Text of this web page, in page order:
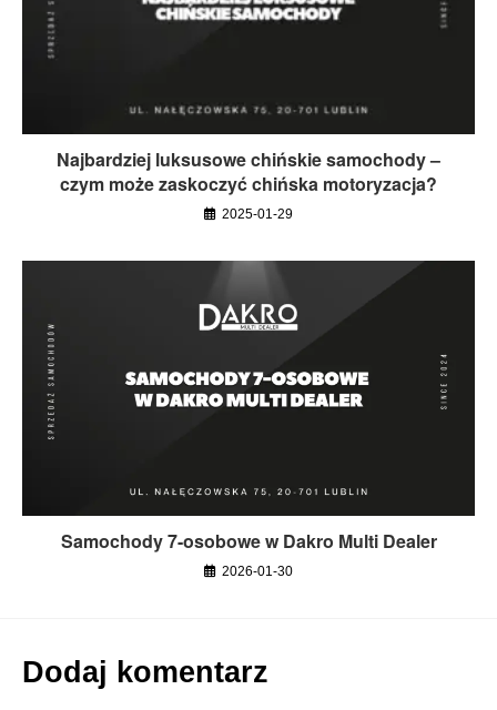
Najbardziej luksusowe chińskie samochody –
czym może zaskoczyć chińska motoryzacja?
2025-01-29
Samochody 7-osobowe w Dakro Multi Dealer
2026-01-30
Dodaj komentarz